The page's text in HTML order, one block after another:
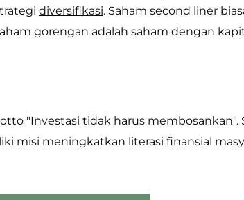
diversifikasi. Saham second liner
gorengan adalah saham dengan
"Investasi tidak harus membosankan".
misi meningkatkan literasi finansial